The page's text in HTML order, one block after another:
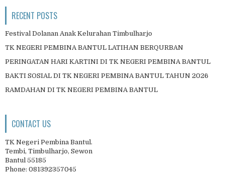
RECENT POSTS
Festival Dolanan Anak Kelurahan Timbulharjo
TK NEGERI PEMBINA BANTUL LATIHAN BERQURBAN
PERINGATAN HARI KARTINI DI TK NEGERI PEMBINA BANTUL
BAKTI SOSIAL DI TK NEGERI PEMBINA BANTUL TAHUN 2026
RAMDAHAN DI TK NEGERI PEMBINA BANTUL
CONTACT US
TK Negeri Pembina Bantul.
Tembi, Timbulharjo, Sewon
Bantul 55185
Phone: 081392357045